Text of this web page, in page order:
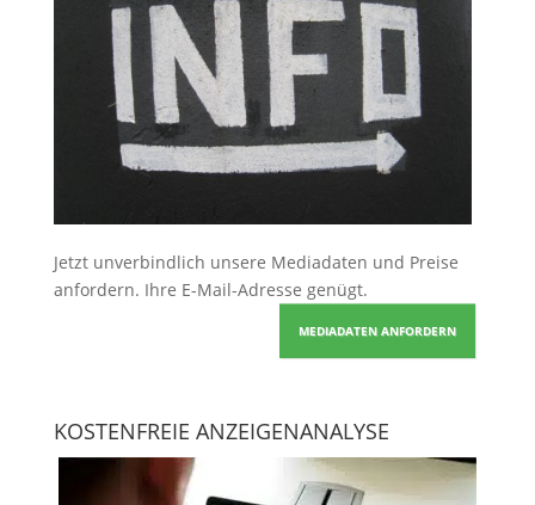
Jetzt unverbindlich unsere Mediadaten und Preise
anfordern. Ihre E-Mail-Adresse genügt.
MEDIADATEN ANFORDERN
KOSTENFREIE ANZEIGENANALYSE